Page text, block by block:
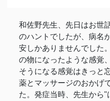
和佐野先生、先日はお世
のハントでしたが、病名
安しかありませんでした
の物になったような感覚
そうになる感覚はきっと
薬とマッサージのおかげ
た。発症当時、先生から